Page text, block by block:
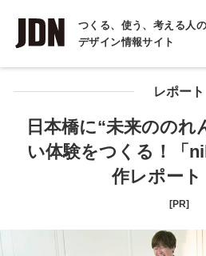
つくる、使う、考える人の
デザイン情報サイト
INTERVIEW
インタビュー
REPORT
COLUMN
レポート
日本橋に“未来ののれ
い体験をつくる！「
作レポート
[PR]